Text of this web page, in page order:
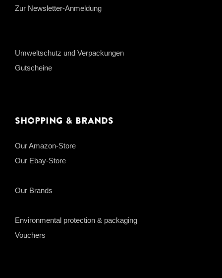
Zur Newsletter-Anmeldung
Umweltschutz und Verpackungen
Gutscheine
Shopping & Brands
Our Amazon-Store
Our Ebay-Store
Our Brands
Environmental protection & packaging
Vouchers